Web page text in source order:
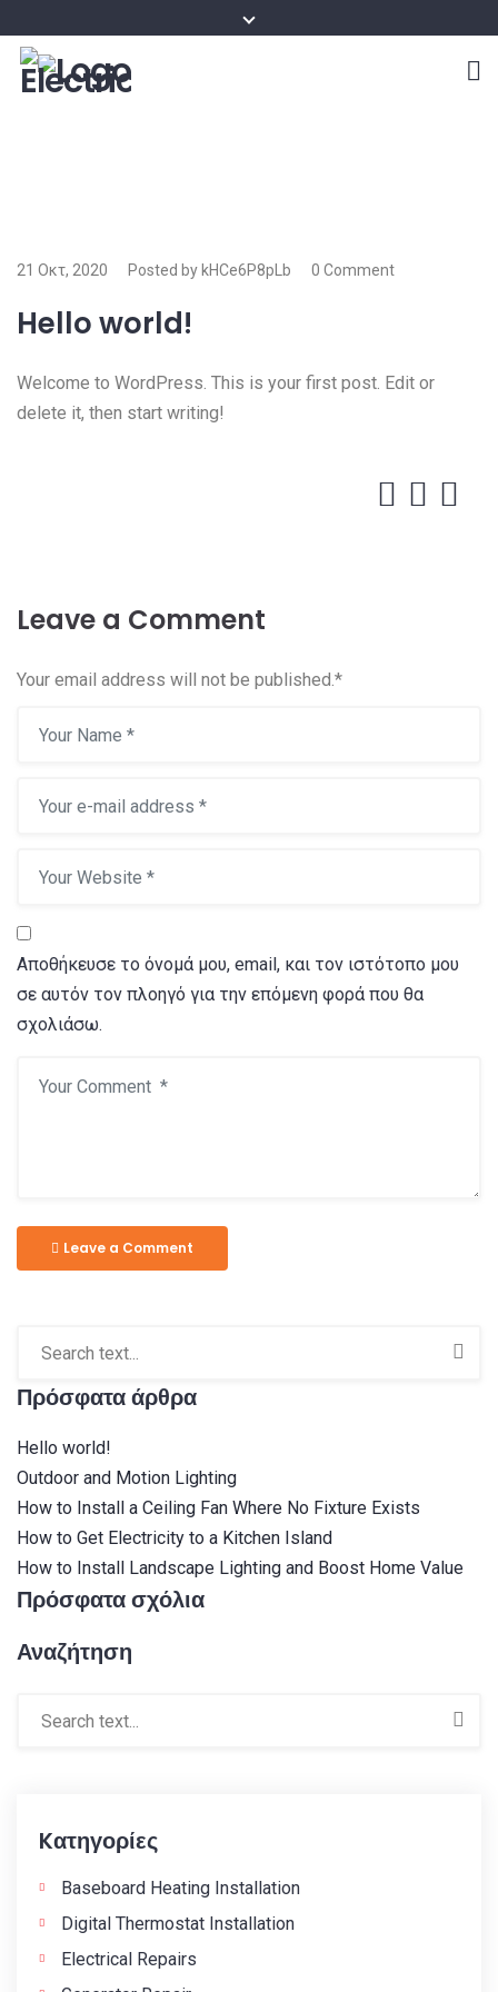
21 Οκτ, 2020 Posted by kHCe6P8pLb 0 Comment
Hello world!
Welcome to WordPress. This is your first post. Edit or
delete it, then start writing!
Leave a Comment
Your email address will not be published.*
Αποθήκευσε το όνομά μου, email, και τον ιστότοπο μου
σε αυτόν τον πλοηγό για την επόμενη φορά που θα
σχολιάσω.
Leave a Comment
Πρόσφατα άρθρα
Hello world!
Outdoor and Motion Lighting
How to Install a Ceiling Fan Where No Fixture Exists
How to Get Electricity to a Kitchen Island
How to Install Landscape Lighting and Boost Home Value
Πρόσφατα σχόλια
Αναζήτηση
Kατηγορίες
Baseboard Heating Installation
Digital Thermostat Installation
Electrical Repairs